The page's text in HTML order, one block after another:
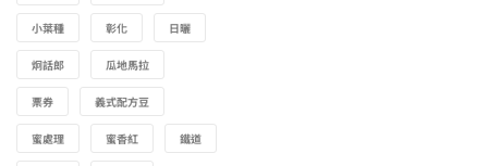
小葉種 彰化 日曬
炯話郎 瓜地馬拉
票券 義式配方豆
蜜處理 蜜香紅 鐵道